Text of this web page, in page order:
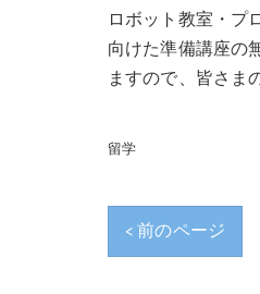
ロボット教室・プ
向けた準備講座の
ますので、皆さま
留学
< 前のページ